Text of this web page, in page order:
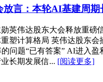
放言：本轮AI基建周期
勋英伟达股东大会释放重磅
塑计算格局 英伟达股东会
问题“已有答案” AI进入盈
长期发展信... [阅读更多]